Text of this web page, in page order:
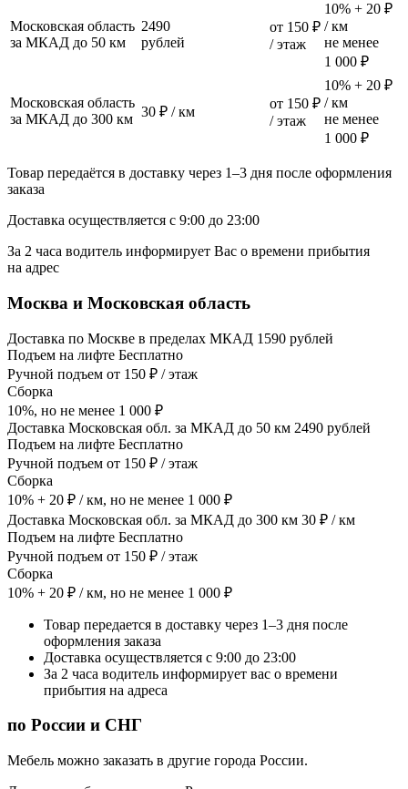
Московская область
за МКАД до 50 км
2490
рублей
от 150 ₽
/ этаж
10% + 20 ₽
/ км
не менее
1 000 ₽
Московская область
за МКАД до 300 км 30 ₽ / км
от 150 ₽
/ этаж
10% + 20 ₽
/ км
не менее
1 000 ₽
Товар передаётся в доставку через 1–3 дня после оформления
заказа
Доставка осуществляется с 9:00 до 23:00
За 2 часа водитель информирует Вас о времени прибытия
на адрес
Москва и Московская область
Доставка по Москве в пределах МКАД 1590 рублей
Подъем на лифте Бесплатно
Ручной подъем от 150 ₽ / этаж
Сборка
10%, но не менее 1 000 ₽
Доставка Московская обл. за МКАД до 50 км 2490 рублей
Подъем на лифте Бесплатно
Ручной подъем от 150 ₽ / этаж
Сборка
10% + 20 ₽ / км, но не менее 1 000 ₽
Доставка Московская обл. за МКАД до 300 км 30 ₽ / км
Подъем на лифте Бесплатно
Ручной подъем от 150 ₽ / этаж
Сборка
10% + 20 ₽ / км, но не менее 1 000 ₽
Товар передается в доставку через 1–3 дня после
оформления заказа
Доставка осуществляется с 9:00 до 23:00
За 2 часа водитель информирует вас о времени
прибытия на адреса
по России и СНГ
Мебель можно заказать в другие города России.